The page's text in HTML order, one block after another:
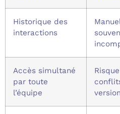
Historique des
interactions
Accès simultané
par toute
l’équipe
version